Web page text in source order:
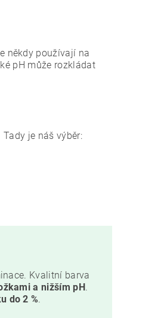
někdy používají na
pH může rozkládat
je náš výběr:
Kvalitní barva
a nižším pH .
do 2 %.